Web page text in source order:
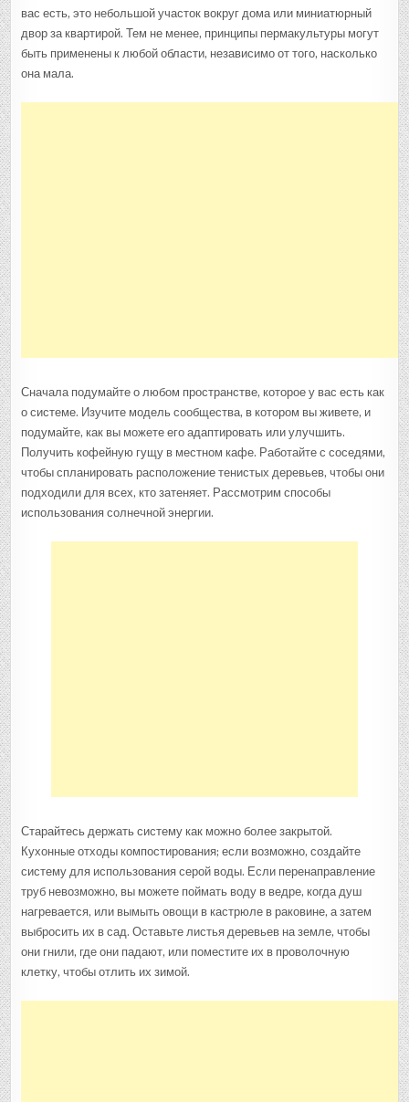
вас есть, это небольшой участок вокруг дома или миниатюрный
двор за квартирой. Тем не менее, принципы пермакультуры могут
быть применены к любой области, независимо от того, насколько
она мала.
Сначала подумайте о любом пространстве, которое у вас есть как
о системе. Изучите модель сообщества, в котором вы живете, и
подумайте, как вы можете его адаптировать или улучшить.
Получить кофейную гущу в местном кафе. Работайте с соседями,
чтобы спланировать расположение тенистых деревьев, чтобы они
подходили для всех, кто затеняет. Рассмотрим способы
использования солнечной энергии.
Старайтесь держать систему как можно более закрытой.
Кухонные отходы компостирования; если возможно, создайте
систему для использования серой воды. Если перенаправление
труб невозможно, вы можете поймать воду в ведре, когда душ
нагревается, или вымыть овощи в кастрюле в раковине, а затем
выбросить их в сад. Оставьте листья деревьев на земле, чтобы
они гнили, где они падают, или поместите их в проволочную
клетку, чтобы отлить их зимой.